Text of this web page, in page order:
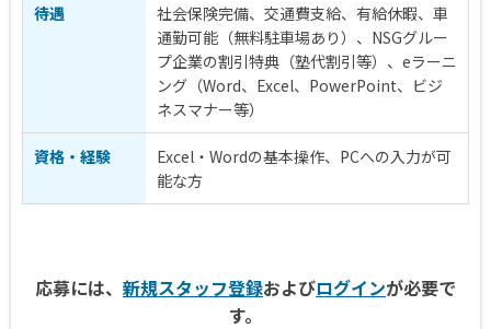
待遇
社会保険完備、交通費支給、有給休暇、車
通勤可能（無料駐車場あり）、NSGグルー
プ企業の割引特典（塾代割引等）、eラーニ
ング（Word、Excel、PowerPoint、ビジ
ネスマナー等）
資格・経験
Excel・Wordの基本操作、PCへの入力が可
能な方
応募には、 新規スタッフ登録およびログインが必要で
す。